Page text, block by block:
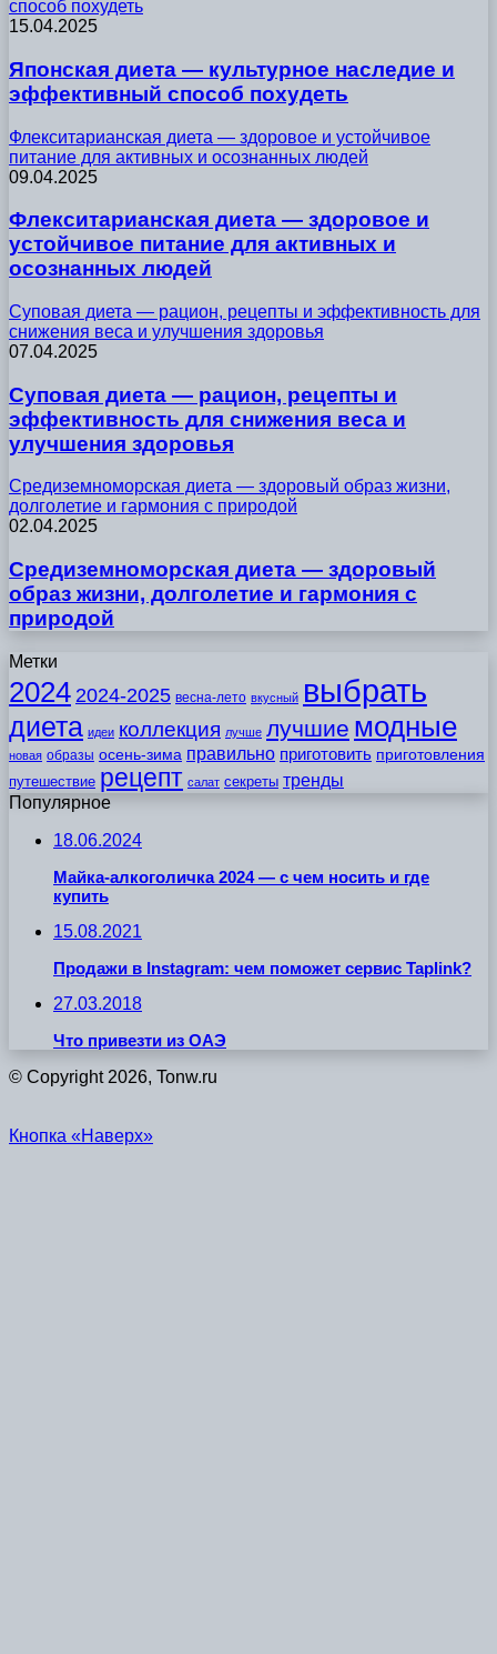
способ похудеть
15.04.2025
Японская диета — культурное наследие и
эффективный способ похудеть
Флекситарианская диета — здоровое и устойчивое
питание для активных и осознанных людей
09.04.2025
Флекситарианская диета — здоровое и
устойчивое питание для активных и
осознанных людей
Суповая диета — рацион, рецепты и эффективность для
снижения веса и улучшения здоровья
07.04.2025
Суповая диета — рацион, рецепты и
эффективность для снижения веса и
улучшения здоровья
Средиземноморская диета — здоровый образ жизни,
долголетие и гармония с природой
02.04.2025
Средиземноморская диета — здоровый
образ жизни, долголетие и гармония с
природой
Метки
2024 2024-2025 весна-лето вкусный выбрать
диета идеи коллекция лучше лучшие модные
новая образы осень-зима правильно приготовить приготовления
путешествие рецепт салат секреты тренды
Популярное
18.06.2024
Майка-алкоголичка 2024 — с чем носить и где
купить
15.08.2021
Продажи в Instagram: чем поможет сервис Taplink?
27.03.2018
Что привезти из ОАЭ
© Copyright 2026, Tonw.ru
Кнопка «Наверх»